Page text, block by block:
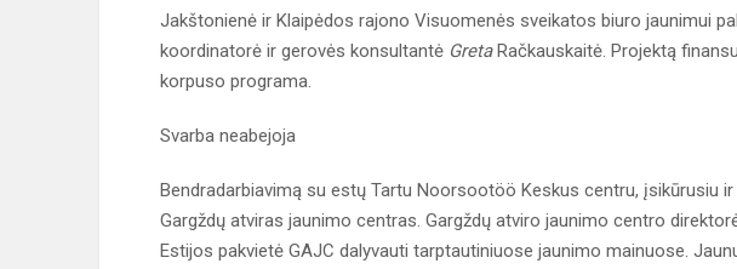
Jakštonienė ir Klaipėdos rajono Visuomenės sveikatos biuro jaunimui
koordinatorė ir gerovės konsultantė GretaRačkauskaitė. Projektą
korpuso programa.
Svarba neabejoja
Bendradarbiavimą su estų Tartu Noorsootöö Keskus centru, įsikūrusiu
Gargždų atviras jaunimo centras. Gargždų atviro jaunimo centro
Estijos pakvietė GAJC dalyvauti tarptautiniuose jaunimo mainuose.